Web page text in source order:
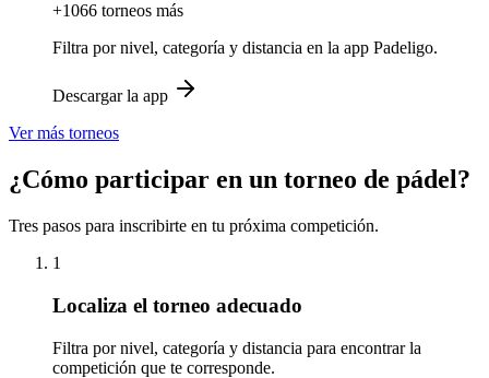
+1066 torneos más
Filtra por nivel, categoría y distancia en la app Padeligo.
Descargar la app
Ver más torneos
¿Cómo participar en un torneo de pádel?
Tres pasos para inscribirte en tu próxima competición.
1
Localiza el torneo adecuado
Filtra por nivel, categoría y distancia para encontrar la
competición que te corresponde.